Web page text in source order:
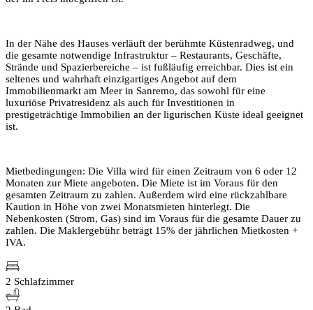
In der Nähe des Hauses verläuft der berühmte Küstenradweg, und
die gesamte notwendige Infrastruktur – Restaurants, Geschäfte,
Strände und Spazierbereiche – ist fußläufig erreichbar. Dies ist ein
seltenes und wahrhaft einzigartiges Angebot auf dem
Immobilienmarkt am Meer in Sanremo, das sowohl für eine
luxuriöse Privatresidenz als auch für Investitionen in
prestigeträchtige Immobilien an der ligurischen Küste ideal geeignet
ist.
Mietbedingungen: Die Villa wird für einen Zeitraum von 6 oder 12
Monaten zur Miete angeboten. Die Miete ist im Voraus für den
gesamten Zeitraum zu zahlen. Außerdem wird eine rückzahlbare
Kaution in Höhe von zwei Monatsmieten hinterlegt. Die
Nebenkosten (Strom, Gas) sind im Voraus für die gesamte Dauer zu
zahlen. Die Maklergebühr beträgt 15% der jährlichen Mietkosten +
IVA.
2 Schlafzimmer